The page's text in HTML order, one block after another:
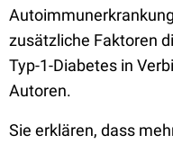
zusätzliche Faktoren
Typ-1-Diabetes in
Autoren.
Sie erklären, dass